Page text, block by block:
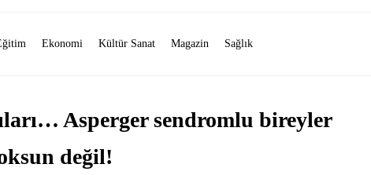
Ekonomi Kültür Sanat Magazin Sağlık
Asperger sendromlu bireyler
değil!